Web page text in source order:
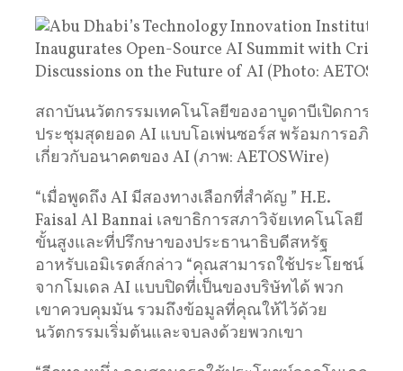
สถาบันนวัตกรรมเทคโนโลยีของอาบูดาบีเปิดการ
ประชุมสุดยอด AI แบบโอเพ่นซอร์ส พร้อมการอภิปร
เกี่ยวกับอนาคตของ AI (ภาพ: AETOSWire)
“เมื่อพูดถึง AI มีสองทางเลือกที่สําคัญ ” H.E.
Faisal Al Bannai เลขาธิการสภาวิจัยเทคโนโลยี
ขั้นสูงและที่ปรึกษาของประธานาธิบดีสหรัฐ
อาหรับเอมิเรตส์กล่าว “คุณสามารถใช้ประโยชน์
จากโมเดล AI แบบปิดที่เป็นของบริษัทได้ พวก
เขาควบคุมมัน รวมถึงข้อมูลที่คุณให้ไว้ด้วย
นวัตกรรมเริ่มต้นและจบลงด้วยพวกเขา